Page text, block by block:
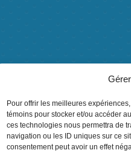
Pour offrir les meilleures
témoins pour stocker et/ou accéder
ces technologies nous permettra de
navigation ou les ID uniques sur ce
consentement peut avoir un effet